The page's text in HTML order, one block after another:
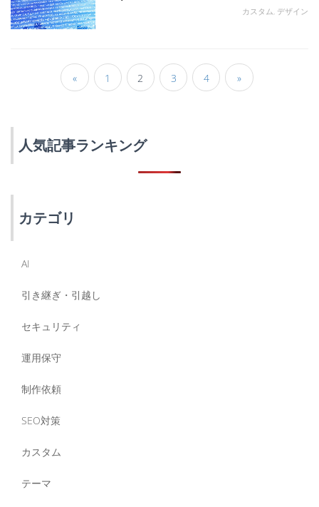
カスタム, デザイン
« 1 2 3 4 »
人気記事ランキング
カテゴリ
AI
引き継ぎ・引越し
セキュリティ
運用保守
制作依頼
SEO対策
カスタム
テーマ